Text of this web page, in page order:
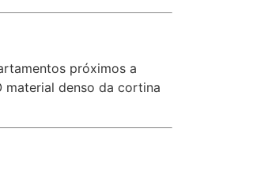
próximos a
material denso da cortina